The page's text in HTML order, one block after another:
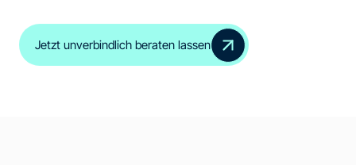
Jetzt unverbindlich beraten lassen